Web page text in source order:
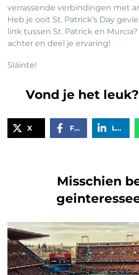
verrassende verbindingen met
Heb je ooit St. Patrick’s Day
link tussen St. Patrick en
achter en deel je ervaring!
Sláinte!
Vond je het
X Facebook LinkedIn
Misschien